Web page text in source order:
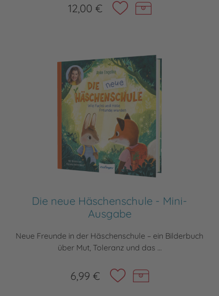
12,00 €
Die neue Häschenschule - Mini-
Ausgabe
Neue Freunde in der Häschenschule – ein Bilderbuch
über Mut, Toleranz und das ...
6,99 €